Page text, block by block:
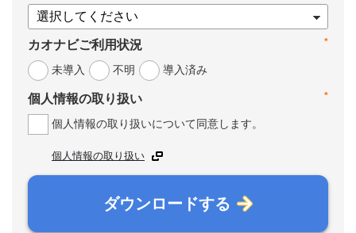
*
カオナビご利用状況
未導入
不明 導入済み
*
個人情報の取り扱い
個人情報の取り扱いについて同意します。
個人情報の取り扱い
ダウンロードする